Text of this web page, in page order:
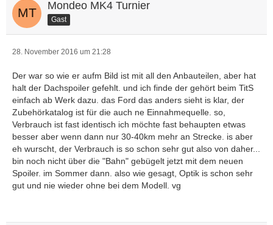
Mondeo MK4 Turnier
Gast
28. November 2016 um 21:28
Der war so wie er aufm Bild ist mit all den Anbauteilen, aber hat
halt der Dachspoiler gefehlt. und ich finde der gehört beim TitS
einfach ab Werk dazu. das Ford das anders sieht is klar, der
Zubehörkatalog ist für die auch ne Einnahmequelle. so,
Verbrauch ist fast identisch ich möchte fast behaupten etwas
besser aber wenn dann nur 30-40km mehr an Strecke. is aber
eh wurscht, der Verbrauch is so schon sehr gut also von daher...
bin noch nicht über die "Bahn" gebügelt jetzt mit dem neuen
Spoiler. im Sommer dann. also wie gesagt, Optik is schon sehr
gut und nie wieder ohne bei dem Modell. vg